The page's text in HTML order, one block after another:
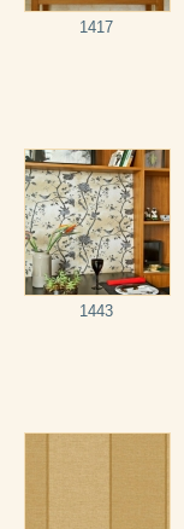
1417
1443